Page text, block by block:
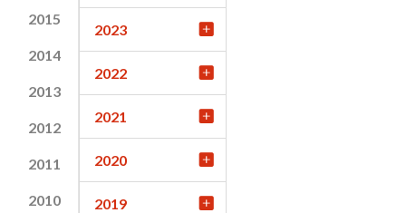
2015
2014
2013
2012
2011
2010
2023
2022
2021
2020
2019